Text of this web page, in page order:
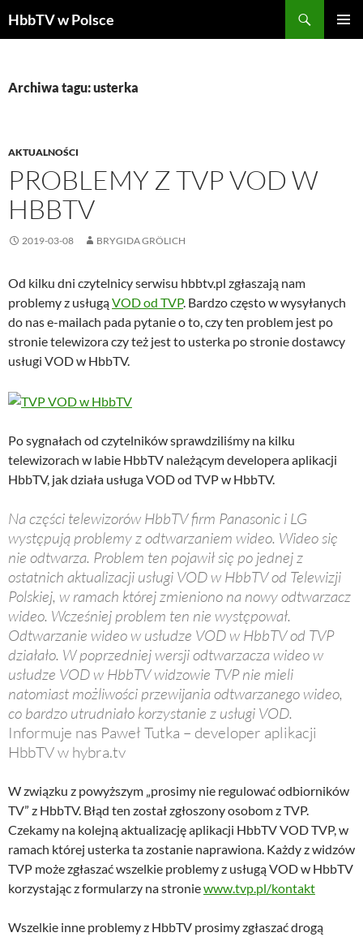
HbbTV w Polsce
Archiwa tagu: usterka
AKTUALNOŚCI
PROBLEMY Z TVP VOD W
HBBTV
2019-03-08 BRYGIDA GRÖLICH
Od kilku dni czytelnicy serwisu hbbtv.pl zgłaszają nam
problemy z usługąVOD od TVP. Bardzo często w wysyłanych
do nas e-mailach pada pytanie o to, czy ten problem jest po
stronie telewizora czy też jest to usterka po stronie dostawcy
usługi VOD w HbbTV.
Po sygnałach od czytelników sprawdziliśmy na kilku
telewizorach w labie HbbTV należącym developera aplikacji
HbbTV, jak działa usługa VOD od TVP w HbbTV.
Na części telewizorów HbbTV firm Panasonic i LG
występują problemy z odtwarzaniem wideo. Wideo się
nie odtwarza. Problem ten pojawił się po jednej z
ostatnich aktualizacji usługi VOD w HbbTV od Telewizji
Polskiej, w ramach której zmieniono na nowy odtwarzacz
wideo. Wcześniej problem ten nie występował.
Odtwarzanie wideo w usłudze VOD w HbbTV od TVP
działało. W poprzedniej wersji odtwarzacza wideo w
usłudze VOD w HbbTV widzowie TVP nie mieli
natomiast możliwości przewijania odtwarzanego wideo,
co bardzo utrudniało korzystanie z usługi VOD.
Informuje nas Paweł Tutka – developer aplikacji
HbbTV w hybra.tv
W związku z powyższym „prosimy nie regulować odbiorników
TV” z HbbTV. Błąd ten został zgłoszony osobom z TVP.
Czekamy na kolejną aktualizację aplikacji HbbTV VOD TVP, w
ramach której usterka ta zostanie naprawiona. Każdy z widzów
TVP może zgłaszać wszelkie problemy z usługą VOD w HbbTV
korzystając z formularzy na stroniewww.tvp.pl/kontakt
Wszelkie inne problemy z HbbTV prosimy zgłaszać drogą